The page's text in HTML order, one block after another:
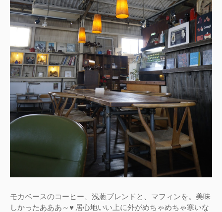
モカベースのコーヒー、浅葱ブレンドと、マフィンを。美味
しかったあああ～♥ 居心地いい上に外がめちゃめちゃ寒いな